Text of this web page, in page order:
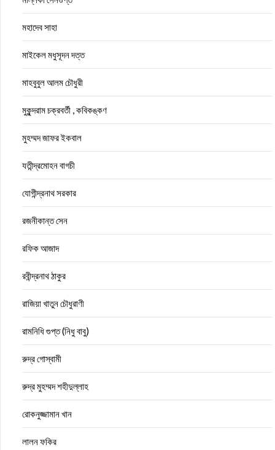
মহাদেব সাহা
মাইকেল মধুসূদন দত্ত
মাহবুবুল আলম চৌধুরী
মুকুন্দরাম চক্রবর্তী , কবিকঙ্কণ
মুহম্মদ জাফর ইকবাল
যতীন্দ্রমোহন বাগচী
যোগীন্দ্রনাথ সরকার
রজনীকান্ত সেন
রফিক আজাদ
রবীন্দ্রনাথ ঠাকুর
রাজিয়া খাতুন চৌধুরাণী
রামনিধি গুপ্ত (নিধু বাবু)
রুদ্র গোস্বামী
রুদ্র মুহম্মদ শহীদুল্লাহ
রোকনুজ্জামান খান
লালন ফকির